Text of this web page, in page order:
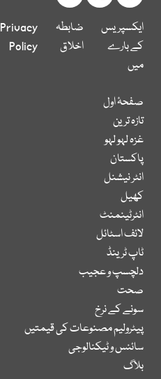
ایکسپریس
کے بارے
میں
ضابطہ
اخلاق
Privacy
Policy
صفحۂ اول
تازہ ترین
غزہ لہو لہو
پاکستان
انٹر نیشنل
کھیل
انٹرٹینمنٹ
لائف اسٹائل
ٹاپ ٹرینڈ
دلچسپ و عجیب
صحت
سونے کے نرخ
پیٹرولیم مصنوعات کی قیمتیں
سائنس و ٹیکنالوجی
بلاگ